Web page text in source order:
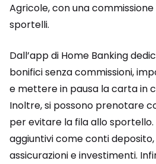
Agricole, con una
sportelli.
Dall’app di Home Banking
bonifici senza commissioni,
e mettere in pausa la carta in
Inoltre, si possono prenotare
per evitare la fila allo
aggiuntivi come conti
assicurazioni e investimenti.